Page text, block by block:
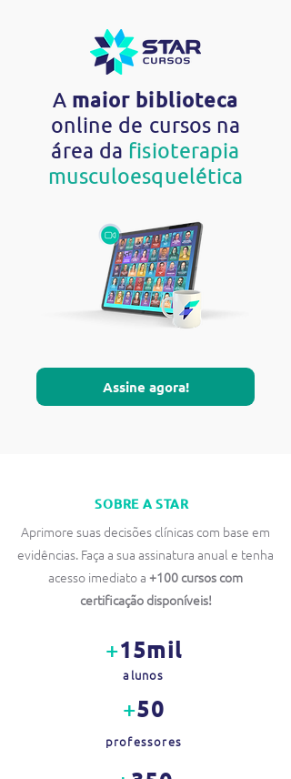
A maior biblioteca
online de cursos na
área da fisioterapia
musculoesquelética
Assine agora!
SOBRE A STAR
Aprimore suas decisões clínicas com base em
evidências. Faça a sua assinatura anual e tenha
acesso imediato a +100 cursoscom
certificação disponíveis!
+15mil
alunos
+50
professores